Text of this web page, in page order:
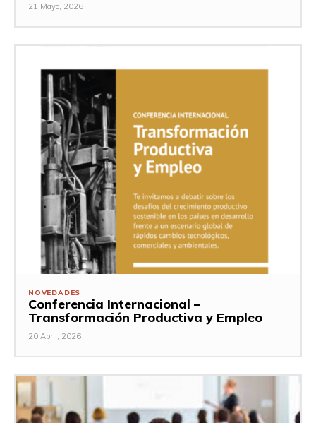
21 Mayo, 2026
NOVEDADES
Conferencia Internacional –
Transformación Productiva y Empleo
20 Abril, 2026